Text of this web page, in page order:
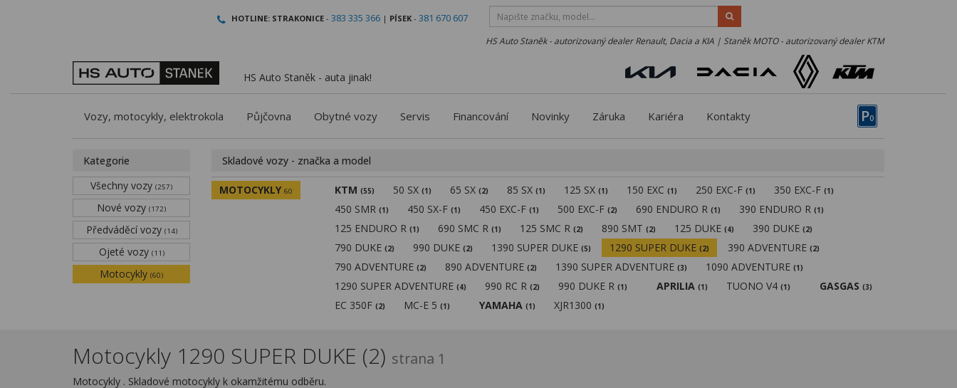
HOTLINE: STRAKONICE - 383 335 366 | PÍSEK - 381 670 607
HS Auto Staněk - autorizovaný dealer Renault, Dacia a KIA | Staněk MOTO - autorizovaný dealer KTM
HS Auto Staněk - auta jinak!
P0
Vozy, motocykly, elektrokola Půjčovna Obytné vozy Servis Financování Novinky Záruka Kariéra Kontakty
Kategorie
Všechny vozy (257)
Nové vozy (172)
Předváděcí vozy (14)
Ojeté vozy (11)
Motocykly (60)
Skladové vozy - značka a model
MOTOCYKLY 60 KTM (55) 50 SX(1) 65 SX(2) 85 SX(1) 125 SX(1) 150 EXC(1) 250 EXC-F(1) 350 EXC-F(1)
450 SMR(1) 450 SX-F(1) 450 EXC-F(1) 500 EXC-F(2) 690 ENDURO R(1) 390 ENDURO R(1)
125 ENDURO R(1) 690 SMC R(1) 125 SMC R(2) 890 SMT(2) 125 DUKE(4) 390 DUKE(2)
790 DUKE(2) 990 DUKE(2) 1390 SUPER DUKE(5) 1290 SUPER DUKE(2) 390 ADVENTURE(2)
790 ADVENTURE(2) 890 ADVENTURE(2) 1390 SUPER ADVENTURE(3) 1090 ADVENTURE(1)
1290 SUPER ADVENTURE(4) 990 RC R(2) 990 DUKE R(1) APRILIA (1) TUONO V4(1) GASGAS (3)
EC 350F(2) MC-E 5(1) YAMAHA (1) XJR1300(1)
Motocykly 1290 SUPER DUKE (2) strana 1
Motocykly . Skladové motocykly k okamžitému odběru.